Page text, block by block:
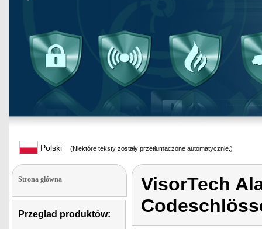
Polski (Niektóre teksty zostały przetłumaczone automatycznie.)
Strona glówna
Przeglad produktów:
VisorTech